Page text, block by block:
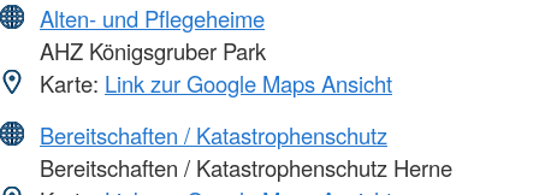
Alten- und Pflegeheime
AHZ Königsgruber Park
Karte: Link zur Google Maps Ansicht
Bereitschaften / Katastrophenschutz
Bereitschaften / Katastrophenschutz Herne